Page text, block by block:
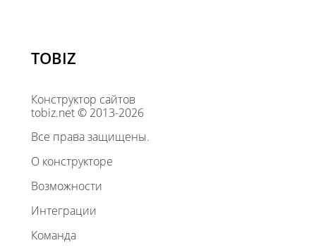
TOBIZ
Конструктор сайтов
tobiz.net © 2013-2026
Все права защищены.
О конструкторе
Возможности
Интеграции
Команда